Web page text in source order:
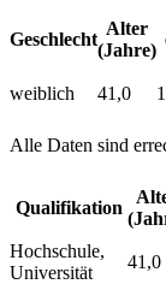
Geschlecht
Alter
(Jahre)
weiblich 41,0
Alle Daten sind
Qualifikation
Hochschule,
Universität
41,0